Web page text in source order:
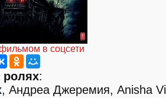
в соцсети
ролях:
, Андреа Джеремия, Anisha